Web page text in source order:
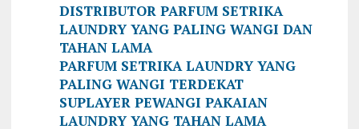
DISTRIBUTOR PARFUM SETRIKA
LAUNDRY YANG PALING WANGI DAN
TAHAN LAMA
PARFUM SETRIKA LAUNDRY YANG
PALING WANGI TERDEKAT
SUPLAYER PEWANGI PAKAIAN
LAUNDRY YANG TAHAN LAMA